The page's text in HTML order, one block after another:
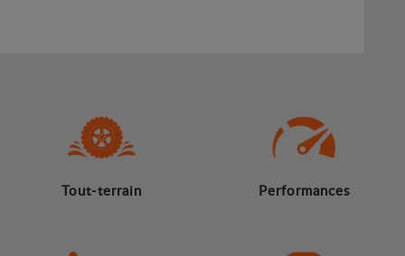
Tout-terrain Performances